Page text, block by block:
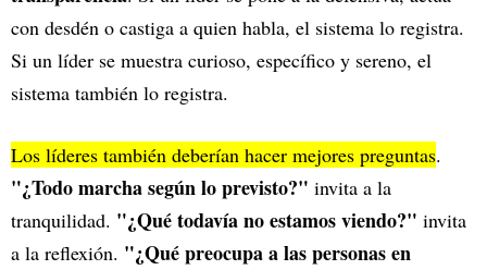
con desdén o castiga a quien habla, el sistema lo registra.
Si un líder se muestra curioso, específico y sereno, el
sistema también lo registra.
Los líderes también deberían hacer mejores preguntas.
"¿Todo marcha según lo previsto?" invita a la
tranquilidad. "¿Qué todavía no estamos viendo?" invita
a la reflexión. "¿Qué preocupa a las personas en